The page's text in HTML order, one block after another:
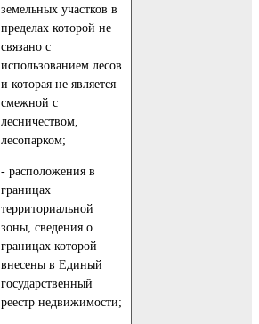
земельных участков в
пределах которой не
связано с
использованием лесов
и которая не является
смежной с
лесничеством,
лесопарком;
- расположения в
границах
территориальной
зоны, сведения о
границах которой
внесены в Единый
государственный
реестр недвижимости;